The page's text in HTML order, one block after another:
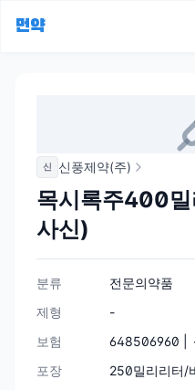
먼약
신 신풍제약(주)
목시록주400
사신)
분류
전문의약품
제형
-
보험
648506960 |
포장
250밀리리터/